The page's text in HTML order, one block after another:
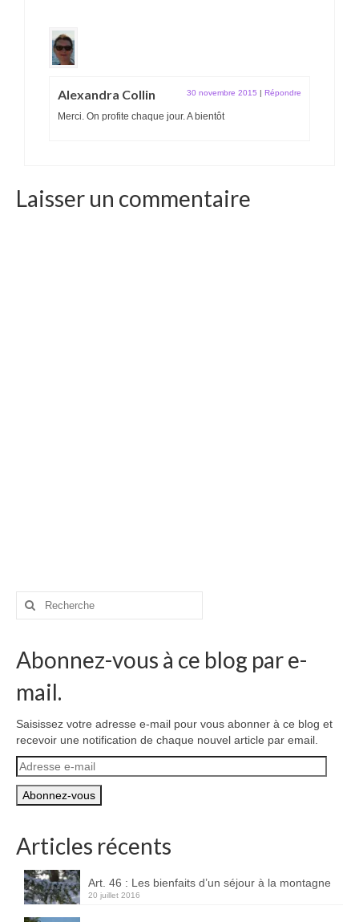
Alexandra Collin 30 novembre 2015 | Répondre
Merci. On profite chaque jour. A bientôt
Laisser un commentaire
Rechercher
Abonnez-vous à ce blog par e-
mail.
Saisissez votre adresse e-mail pour vous abonner à ce blog et
recevoir une notification de chaque nouvel article par email.
Adresse
e-
mail
Articles récents
Art. 46 : Les bienfaits d’un séjour à la montagne
20 juillet 2016